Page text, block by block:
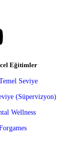
Eğitimler
Seviye
(Süpervizyon)
Wellness